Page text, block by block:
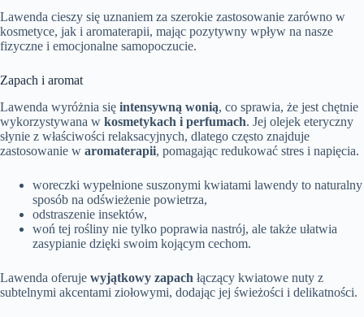
Lawenda cieszy się uznaniem za szerokie zastosowanie zarówno w
kosmetyce, jak i aromaterapii, mając pozytywny wpływ na nasze
fizyczne i emocjonalne samopoczucie.
Zapach i aromat
Lawenda wyróżnia się intensywną wonią, co sprawia, że jest chętnie
wykorzystywana w kosmetykach i perfumach. Jej olejek eteryczny
słynie z właściwości relaksacyjnych, dlatego często znajduje
zastosowanie w aromaterapii, pomagając redukować stres i napięcia.
woreczki wypełnione suszonymi kwiatami lawendy to naturalny
sposób na odświeżenie powietrza,
odstraszenie insektów,
woń tej rośliny nie tylko poprawia nastrój, ale także ułatwia
zasypianie dzięki swoim kojącym cechom.
Lawenda oferuje wyjątkowy zapach łączący kwiatowe nuty z
subtelnymi akcentami ziołowymi, dodając jej świeżości i delikatności.